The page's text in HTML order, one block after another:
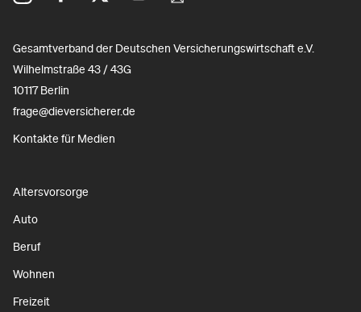
Gesamtverband der Deutschen Versicherungswirtschaft e.V.
Wilhelmstraße 43 / 43G
10117 Berlin
frage@dieversicherer.de
Kontakte für Medien
Altersvorsorge
Auto
Beruf
Wohnen
Freizeit